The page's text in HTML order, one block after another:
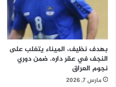
ي
و
ا
س
ت
ل
م
ر
ا
ف
بهدف نظيف، الميناء يتغلب على
النجف في عقر داره. ضمن دوري
نجوم العراق
مارس 7, 2026